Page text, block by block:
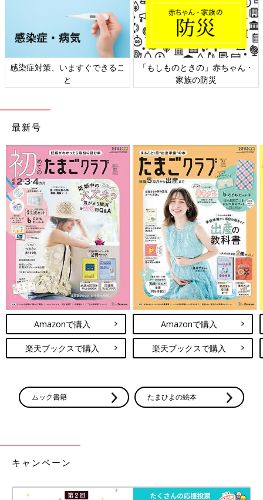
感染症対策、いますぐできるこ
と
「もしものときの」赤ちゃん・
家族の防災
最新号
Amazonで購入
楽天ブックスで購入
Amazonで購入
楽天ブックスで購入
ムック書籍 たまひよの絵本
キャンペーン